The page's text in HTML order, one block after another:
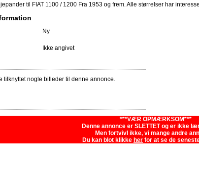
til FIAT 1100 / 1200 Fra 1953 og frem. Alle størrelser har
Ny
Ikke angivet
tilknyttet nogle billeder til denne annonce.
***VÆR OPMÆRKSOM***
Denne annonce er SLETTET og er ikke
Men fortvivl ikke, vi mange andre
Du kan blot klikke her for at se de